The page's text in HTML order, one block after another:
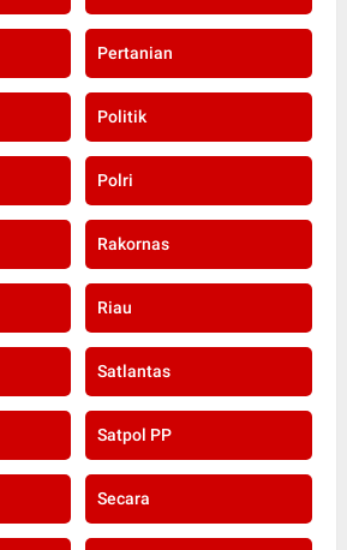
Pertanian
Politik
Polri
Rakornas
Riau
Satlantas
Satpol PP
Secara